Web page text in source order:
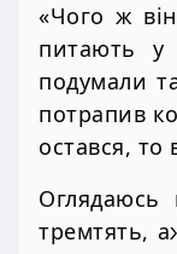
«Чого ж
питають у
подумали
потрапив
остався,
Оглядаюсь
тремтять,